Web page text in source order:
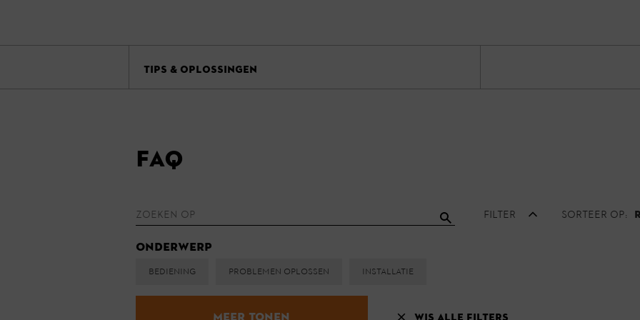
TIPS & OPLOSSINGEN
FAQ
Filter Sorteer op:
Onderwerp
Bediening Problemen oplossen Installatie
Meer tonen Wis alle filters